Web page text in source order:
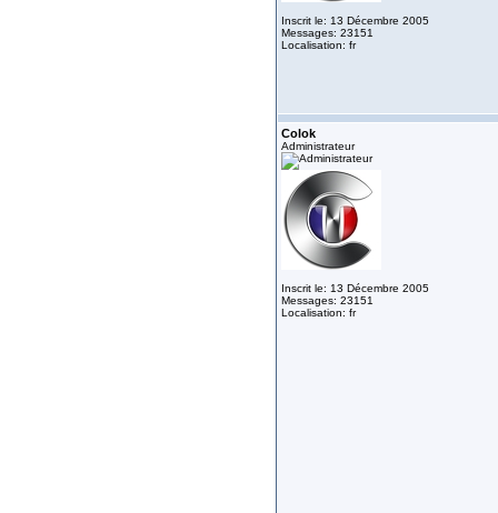
Inscrit le: 13 Décembre 2005
Messages: 23151
Localisation: fr
Colok
Administrateur
Inscrit le: 13 Décembre 2005
Messages: 23151
Localisation: fr